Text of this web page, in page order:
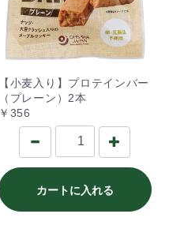
【小麦入り】プロテインバー
（プレーン）2本
￥356
カートに入れる